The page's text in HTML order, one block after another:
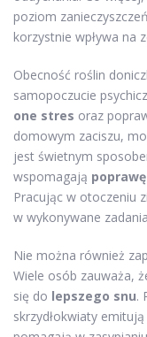
poziom
korzystnie wpływa na
Obecność roślin
samopoczucie
one stres oraz
domowym zaciszu,
jest świetnym
wspomagają
Pracując w otoczeniu
w wykonywane
Nie można również
Wiele osób zauważa,
się do lepszego snu.
skrzydłokwiaty